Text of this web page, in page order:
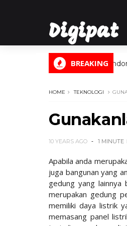
Digipat
Digital Informasi
BREAKING
HOME TEKNOLOGI
10 YEARS AGO 1 MINUTE
Apabila anda
juga bangunan yang
gedung yang lainnya
merupakan gedung
memiliki daya listrik
memasang panel